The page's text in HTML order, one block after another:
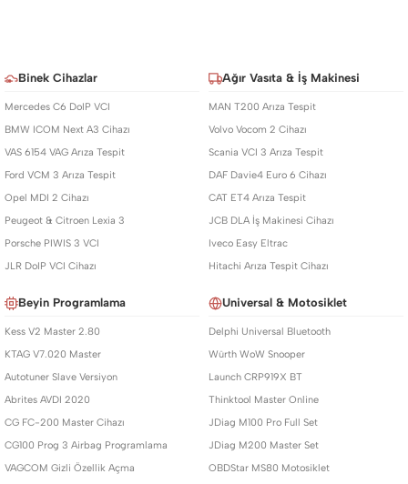
Binek Cihazlar
Mercedes C6 DoIP VCI
BMW ICOM Next A3 Cihazı
VAS 6154 VAG Arıza Tespit
Ford VCM 3 Arıza Tespit
Opel MDI 2 Cihazı
Peugeot & Citroen Lexia 3
Porsche PIWIS 3 VCI
JLR DoIP VCI Cihazı
Ağır Vasıta & İş Makinesi
MAN T200 Arıza Tespit
Volvo Vocom 2 Cihazı
Scania VCI 3 Arıza Tespit
DAF Davie4 Euro 6 Cihazı
CAT ET4 Arıza Tespit
JCB DLA İş Makinesi Cihazı
Iveco Easy Eltrac
Hitachi Arıza Tespit Cihazı
Beyin Programlama
Kess V2 Master 2.80
KTAG V7.020 Master
Autotuner Slave Versiyon
Abrites AVDI 2020
CG FC-200 Master Cihazı
CG100 Prog 3 Airbag Programlama
VAGCOM Gizli Özellik Açma
Universal & Motosiklet
Delphi Universal Bluetooth
Würth WoW Snooper
Launch CRP919X BT
Thinktool Master Online
JDiag M100 Pro Full Set
JDiag M200 Master Set
OBDStar MS80 Motosiklet